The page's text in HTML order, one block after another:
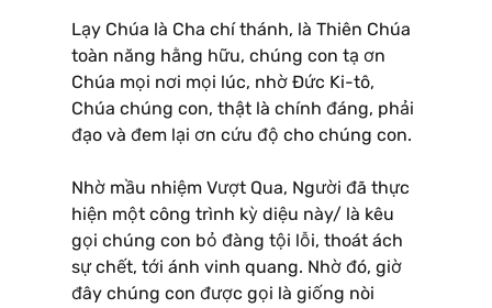
Lạy Chúa là Cha chí thánh, là Thiên Chúa
toàn năng hằng hữu, chúng con tạ ơn
Chúa mọi nơi mọi lúc, nhờ Ðức Ki-tô,
Chúa chúng con, thật là chính đáng, phải
đạo và đem lại ơn cứu độ cho chúng con.
Nhờ mầu nhiệm Vượt Qua, Người đã thực
hiện một công trình kỳ diệu này/ là kêu
gọi chúng con bỏ đàng tội lỗi, thoát ách
sự chết, tới ánh vinh quang. Nhờ đó, giờ
đây chúng con được gọi là giống nòi